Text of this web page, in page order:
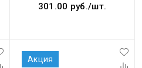
301.00 руб./шт.
Акция